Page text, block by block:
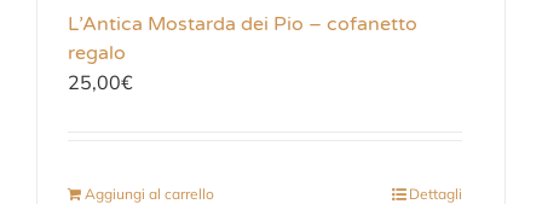
L’Antica Mostarda dei Pio – cofanetto
regalo
25,00€
Aggiungi al carrello Dettagli